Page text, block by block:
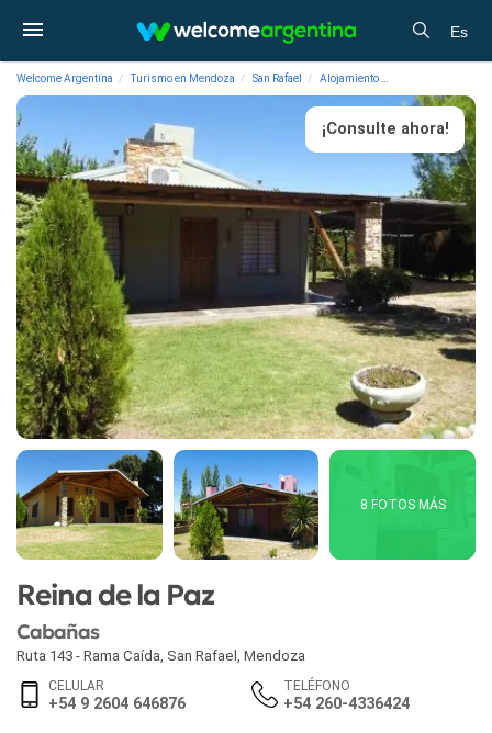
Es
Welcome Argentina Turismo en Mendoza San Rafael Alojamiento
¡Consulte ahora!
8 FOTOS MÁS
Reina de la Paz
Cabañas
Ruta 143 - Rama Caída San Rafael Mendoza
CELULAR
+54 9 2604 646876
TELÉFONO
+54 260-4336424